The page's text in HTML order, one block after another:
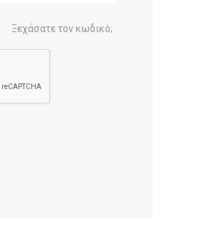
Ξεχάσατε τον κωδικό;